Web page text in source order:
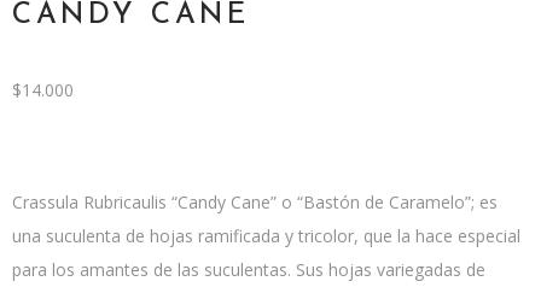
CANDY CANE
$14.000
Crassula Rubricaulis “Candy Cane” o “Bastón de Caramelo”; es
una suculenta de hojas ramificada y tricolor, que la hace especial
para los amantes de las suculentas. Sus hojas variegadas de